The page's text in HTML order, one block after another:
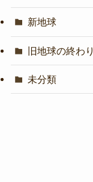
新地球
旧地球の終わり
未分類